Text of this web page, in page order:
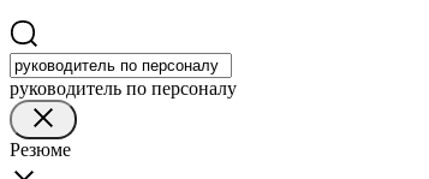
руководитель по персоналу
Резюме